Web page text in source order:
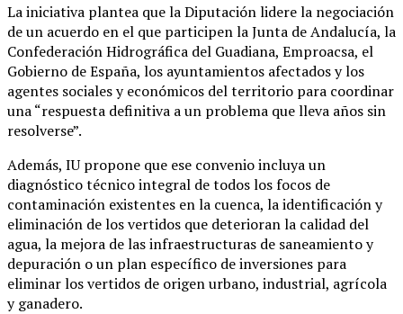
La iniciativa plantea que la Diputación lidere la negociación
de un acuerdo en el que participen la Junta de Andalucía, la
Confederación Hidrográfica del Guadiana, Emproacsa, el
Gobierno de España, los ayuntamientos afectados y los
agentes sociales y económicos del territorio para coordinar
una “respuesta definitiva a un problema que lleva años sin
resolverse”.
Además, IU propone que ese convenio incluya un
diagnóstico técnico integral de todos los focos de
contaminación existentes en la cuenca, la identificación y
eliminación de los vertidos que deterioran la calidad del
agua, la mejora de las infraestructuras de saneamiento y
depuración o un plan específico de inversiones para
eliminar los vertidos de origen urbano, industrial, agrícola
y ganadero.